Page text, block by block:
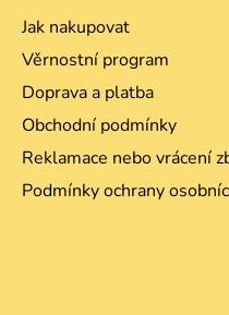
Jak nakupovat
Věrnostní program
Doprava a platba
Obchodní podmínky
Reklamace nebo vrácení
Podmínky ochrany